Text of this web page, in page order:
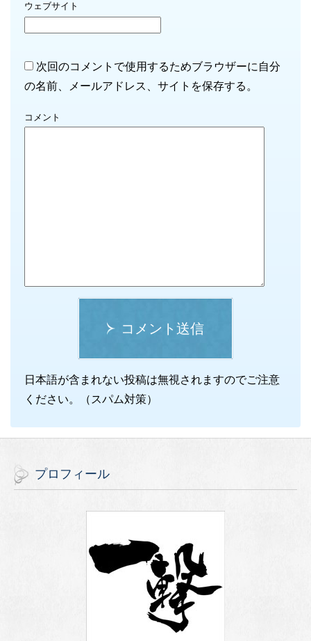
ウェブサイト
次回のコメントで使用するためブラウザーに自分
の名前、メールアドレス、サイトを保存する。
コメント
コメント送信
日本語が含まれない投稿は無視されますのでご注意
ください。（スパム対策）
プロフィール